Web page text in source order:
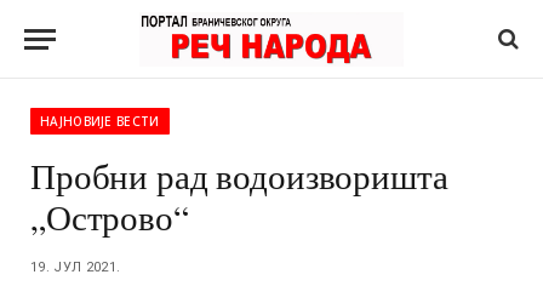
НАЈНОВИЈЕ ВЕСТИ
Пробни рад водоизворишта
„Острово“
19. ЈУЛ 2021.